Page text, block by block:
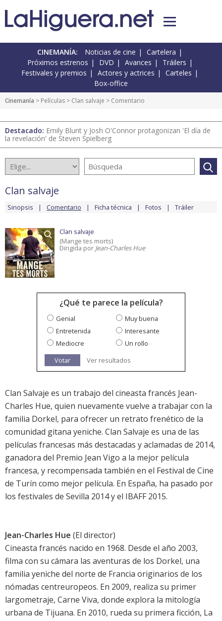
CINEMANÍA: Noticias de cine
Cartelera
Próximos estrenos
DVD Avances
Tráilers
Festivales y premios
Actores y actrices
Carteles
Box-office
Cinemanía > Películas > Clan salvaje > Comentario
Destacado: Emily Blunt y Josh O'Connor protagonizan 'El día de
la revelación' de Steven Spielberg
Clan salvaje
Sinopsis Comentario Ficha técnica Fotos Tráiler
Clan salvaje
(Mange tes morts)
Dirigida por Jean-Charles Hue
¿Qué te parece la película?
Genial
Muy buena
Entretenida
Interesante
Mediocre
Un rollo
Votar
Ver resultados
Clan Salvaje es un trabajo del cineasta francés Jean-
Charles Hue, quien nuevamente vuelve a trabajar con la
familia Dorkel, para ofrecer un retrato frenético de la
comunidad gitana yeniche. Clan Salvaje es una de las
películas francesas más destacadas y aclamadas de 2014,
ganadora del Premio Jean Vigo a la mejor película
francesa, y recompensada también en el Festival de Cine
de Turín como mejor película. En España, ha pasado por
los festivales de Sevilla 2014 y el IBAFF 2015.
Jean-Charles Hue (El director)
Cineasta francés nacido en 1968. Desde el año 2003,
filma con su cámara las aventuras de los Dorkel, una
familia yeniche del norte de Francia originarios de los
nómadas centreuropeos. En 2009, realiza su primer
largometraje, Carne Viva, donde explora la mitología
urbana de Tijuana. En 2010, rueda su primera ficción, La